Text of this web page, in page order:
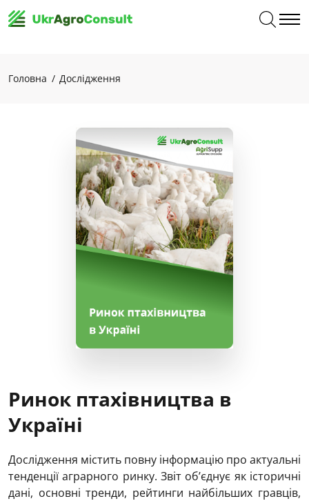
Головна Дослідження
Ринок птахівництва в
Україні
Дослідження містить повну інформацію про актуальні
тенденції аграрного ринку. Звіт об’єднує як історичні
дані, основні тренди, рейтинги найбільших гравців,